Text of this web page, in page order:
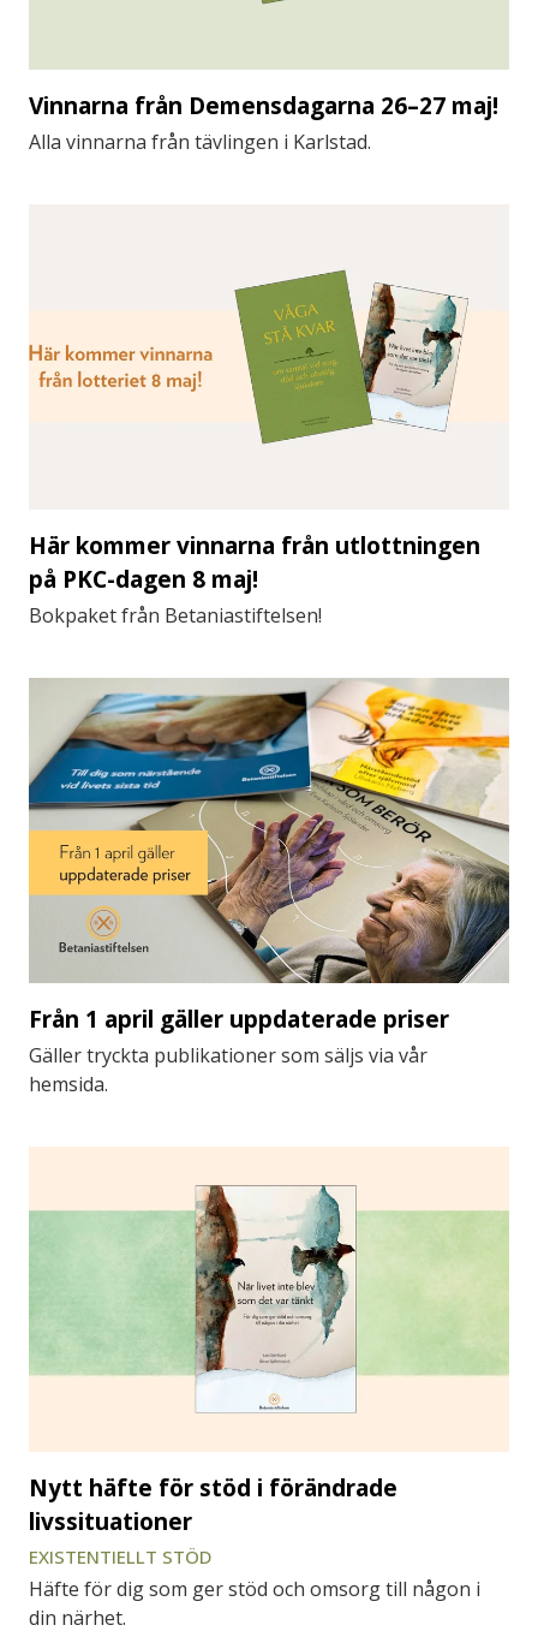
Vinnarna från Demensdagarna 26–27 maj!
Alla vinnarna från tävlingen i Karlstad.
Här kommer vinnarna från utlottningen
på PKC-dagen 8 maj!
Bokpaket från Betaniastiftelsen!
Från 1 april gäller uppdaterade priser
Gäller tryckta publikationer som säljs via vår
hemsida.
Nytt häfte för stöd i förändrade
livssituationer
EXISTENTIELLT STÖD
Häfte för dig som ger stöd och omsorg till någon i
din närhet.